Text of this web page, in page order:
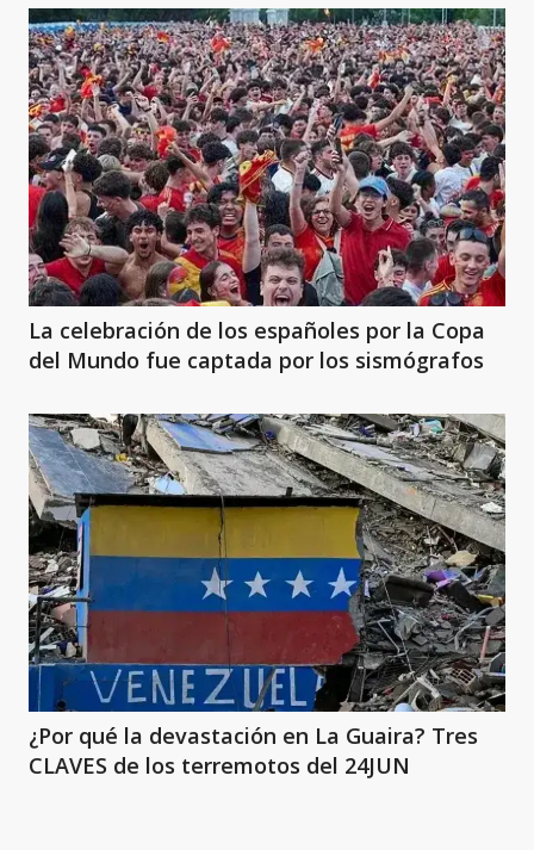
La celebración de los españoles por la Copa
del Mundo fue captada por los sismógrafos
¿Por qué la devastación en La Guaira? Tres
CLAVES de los terremotos del 24JUN